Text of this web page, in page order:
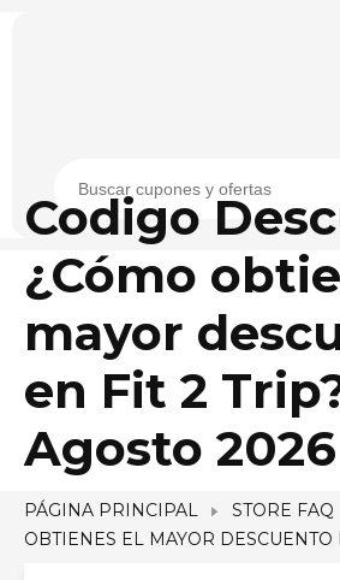
Codigo
¿Cómo
mayor
en Fit 2
Agosto 2026
PÁGINA PRINCIPAL STORE FAQ
OBTIENES EL MAYOR DESCUENTO